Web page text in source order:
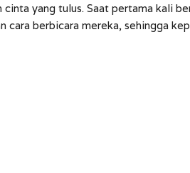
yang tulus. Saat pertama kali
cara berbicara mereka, sehingga